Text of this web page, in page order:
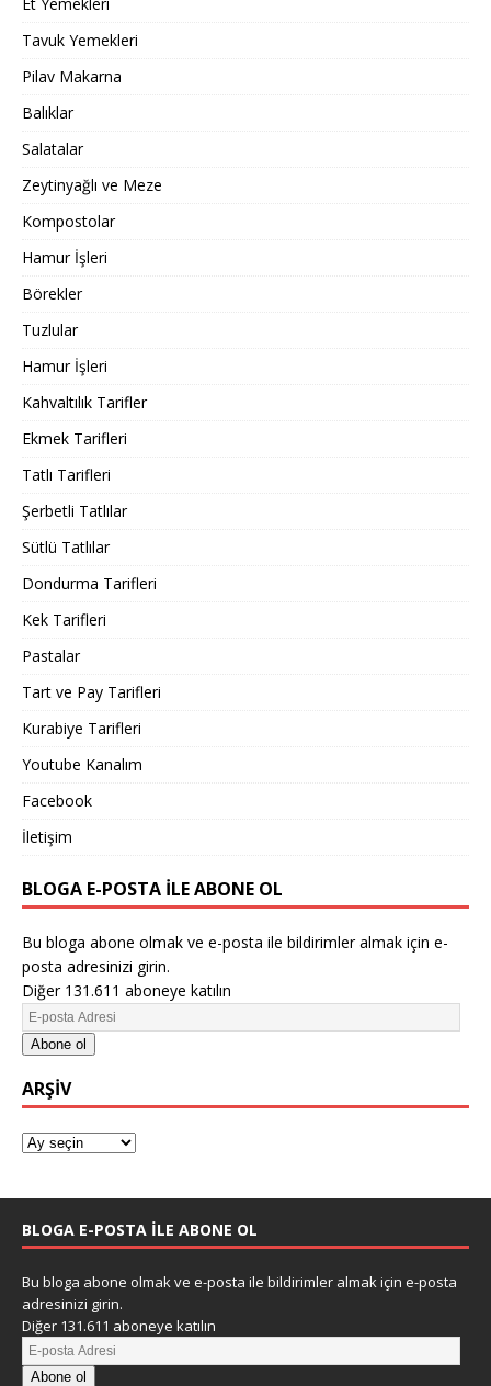
Tavuk Yemekleri
Pilav Makarna
Balıklar
Salatalar
Zeytinyağlı ve Meze
Kompostolar
Hamur İşleri
Börekler
Tuzlular
Hamur İşleri
Kahvaltılık Tarifler
Ekmek Tarifleri
Tatlı Tarifleri
Şerbetli Tatlılar
Sütlü Tatlılar
Dondurma Tarifleri
Kek Tarifleri
Pastalar
Tart ve Pay Tarifleri
Kurabiye Tarifleri
Youtube Kanalım
Facebook
İletişim
BLOGA E-POSTA ILE ABONE OL
Bu bloga abone olmak ve e-posta ile bildirimler almak için e-
posta adresinizi girin.
Diğer 131.611 aboneye katılın
Abone ol
ARŞIV
BLOGA E-POSTA ILE ABONE OL
Bu bloga abone olmak ve e-posta ile bildirimler almak için e-posta
adresinizi girin.
Diğer 131.611 aboneye katılın
Abone ol